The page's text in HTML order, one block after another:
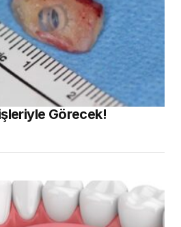
Görecek!